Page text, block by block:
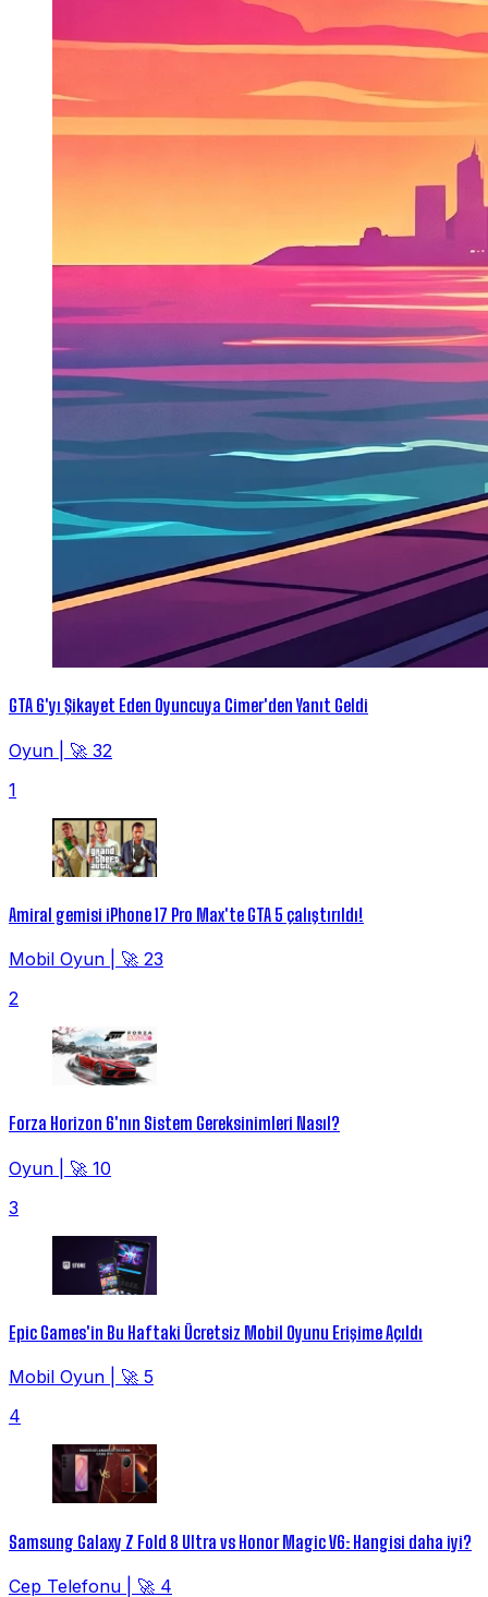
GTA 6'yı Şikayet Eden Oyuncuya Cimer'den Yanıt Geldi
Oyun
🚀 32
1
Amiral gemisi iPhone 17 Pro Max'te GTA 5 çalıştırıldı!
Mobil Oyun
🚀 23
2
Forza Horizon 6'nın Sistem Gereksinimleri Nasıl?
Oyun
🚀 10
3
Epic Games'in Bu Haftaki Ücretsiz Mobil Oyunu Erişime Açıldı
Mobil Oyun
🚀 5
4
Samsung Galaxy Z Fold 8 Ultra vs Honor Magic V6: Hangisi daha iyi?
Cep Telefonu 🚀 4